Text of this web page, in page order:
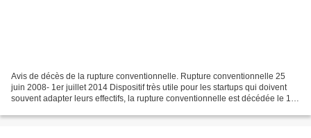
Avis de décès de la rupture conventionnelle. Rupture conventionnelle 25
juin 2008- 1er juillet 2014 Dispositif très utile pour les startups qui doivent
souvent adapter leurs effectifs, la rupture conventionnelle est décédée le 1er